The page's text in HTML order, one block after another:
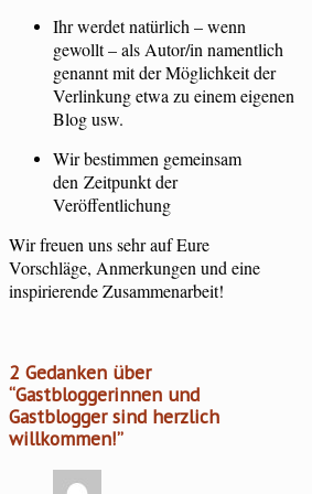
Ihr werdet natürlich – wenn
gewollt – als Autor/in namentlich
genannt mit der Möglichkeit der
Verlinkung etwa zu einem eigenen
Blog usw.
Wir bestimmen gemeinsam
den Zeitpunkt der
Veröffentlichung
Wir freuen uns sehr auf Eure
Vorschläge, Anmerkungen und eine
inspirierende Zusammenarbeit!
2 Gedanken über
“Gastbloggerinnen und
Gastblogger sind herzlich
willkommen!”